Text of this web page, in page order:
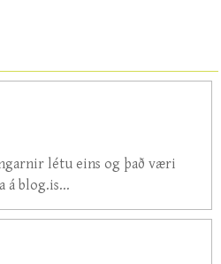
létu eins og það væri
á blog.is...